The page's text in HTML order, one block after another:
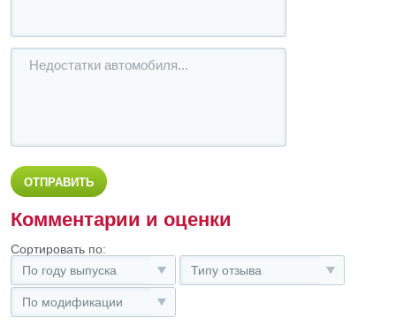
Комментарии и оценки
Сортировать по:
По году выпуска
Типу отзыва
По модификации